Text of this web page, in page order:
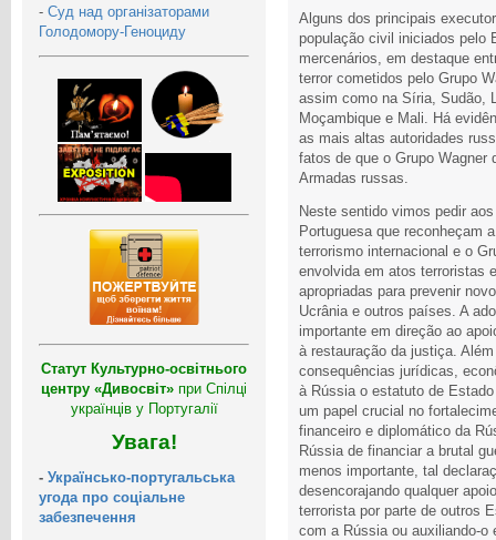
- Суд над організаторами
Голодомору-Геноциду
Статут Культурно-освітнього
центру «Дивосвіт» при Спілці
українців у Португалії
Увага!
- Українсько-португальська
угода про соціальне
забезпечення
Alguns dos principais
população civil iniciados pelo
mercenários, em destaque
terror cometidos pelo Grupo
assim como na Síria, Sudão,
Moçambique e Mali. Há
as mais altas autoridades
fatos de que o Grupo Wagner
Armadas russas.
Neste sentido vimos pedir
Portuguesa que reconheçam
terrorismo internacional e o
envolvida em atos terroristas
apropriadas para prevenir
Ucrânia e outros países. A
importante em direção ao
à restauração da justiça.
consequências jurídicas,
à Rússia o estatuto de
um papel crucial no
financeiro e diplomático da
Rússia de financiar a brutal
menos importante, tal
desencorajando qualquer
terrorista por parte de outros
com a Rússia ou auxiliando-